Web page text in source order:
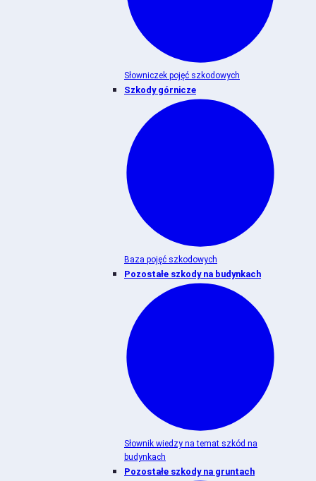
Słowniczek pojęć szkodowych
Szkody górnicze
Baza pojęć szkodowych
Pozostałe szkody na budynkach
Słownik wiedzy na temat szkód na
budynkach
Pozostałe szkody na gruntach